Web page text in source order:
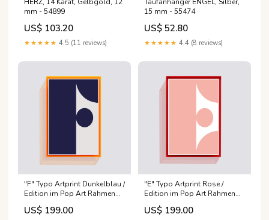
mm - 54899
US$ 103.20
★★★★★ 4.5 (11 reviews)
15 mm - 55474
US$ 52.80
★★★★★ 4.4 (8 reviews)
"F" Typo Artprint Dunkelblau /
Edition im Pop Art Rahmen
Größe:40x60cm inkl. Pop Art-
Rahmen
US$ 199.00
"E" Typo Artprint Rose /
Edition im Pop Art Rahmen
Größe:20x30cm inkl. Pop Art-
Rahmen
US$ 199.00